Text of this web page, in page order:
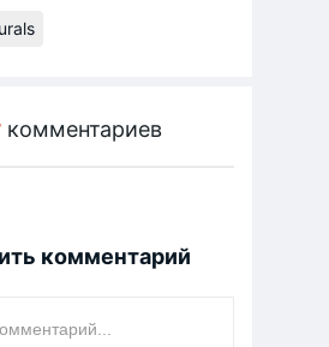
комментариев
комментарий